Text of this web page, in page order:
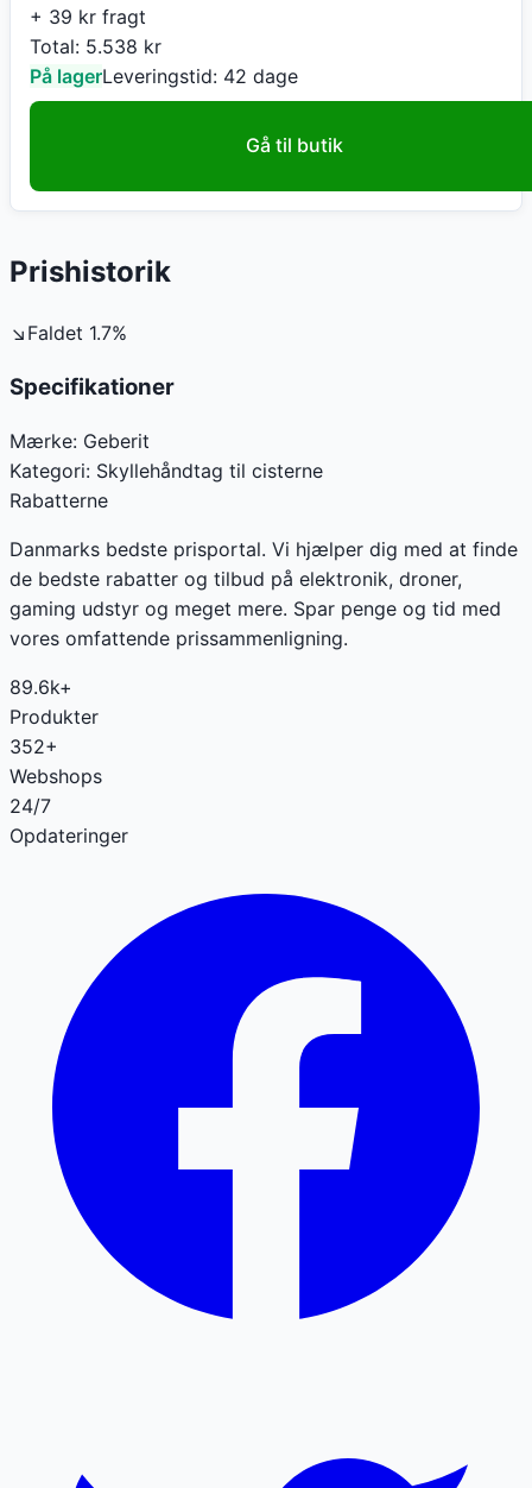
+ 39 kr fragt
Total: 5.538 kr
På lagerLeveringstid: 42 dage
Gå til butik
Prishistorik
↘ Faldet 1.7%
Specifikationer
Mærke: Geberit
Kategori: Skyllehåndtag til cisterne
Rabatterne
Danmarks bedste prisportal. Vi hjælper dig med at finde
de bedste rabatter og tilbud på elektronik, droner,
gaming udstyr og meget mere. Spar penge og tid med
vores omfattende prissammenligning.
89.6k+
Produkter
352+
Webshops
24/7
Opdateringer